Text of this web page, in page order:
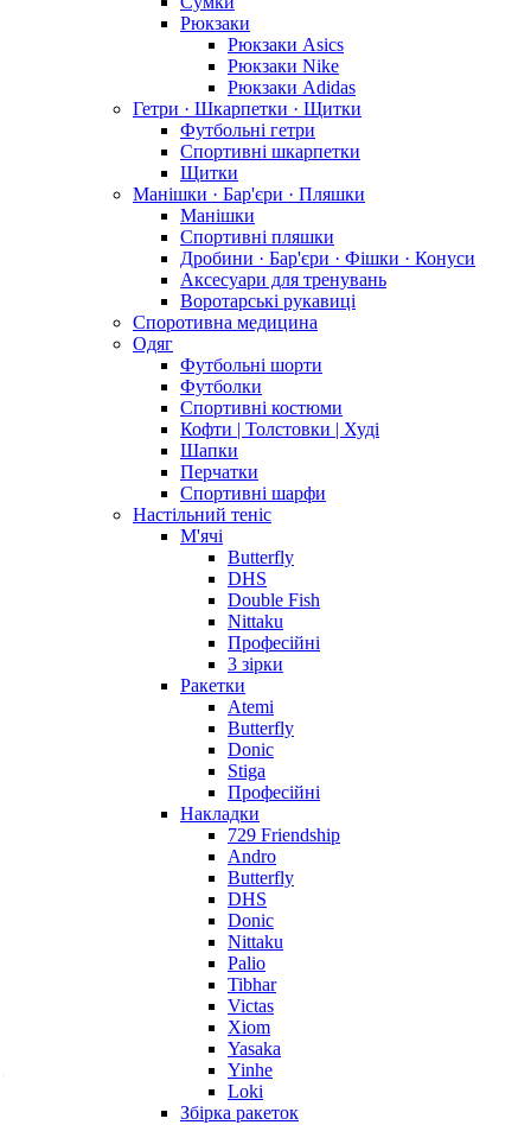
Рюкзаки
Рюкзаки Asics
Рюкзаки Nike
Рюкзаки Adidas
Гетри · Шкарпетки · Щитки
Футбольні гетри
Спортивні шкарпетки
Щитки
Манішки · Бар'єри · Пляшки
Манішки
Спортивні пляшки
Дробини · Бар'єри · Фішки · Конуси
Аксесуари для тренувань
Воротарські рукавиці
Споротивна медицина
Одяг
Футбольні шорти
Футболки
Спортивні костюми
Кофти | Толстовки | Худі
Шапки
Перчатки
Спортивні шарфи
Настільний теніс
М'ячі
Butterfly
DHS
Double Fish
Nittaku
Професійні
3 зірки
Ракетки
Atemi
Butterfly
Donic
Stiga
Професійні
Накладки
729 Friendship
Andro
Butterfly
DHS
Donic
Nittaku
Palio
Tibhar
Victas
Xiom
Yasaka
Yinhe
Loki
Збірка ракеток